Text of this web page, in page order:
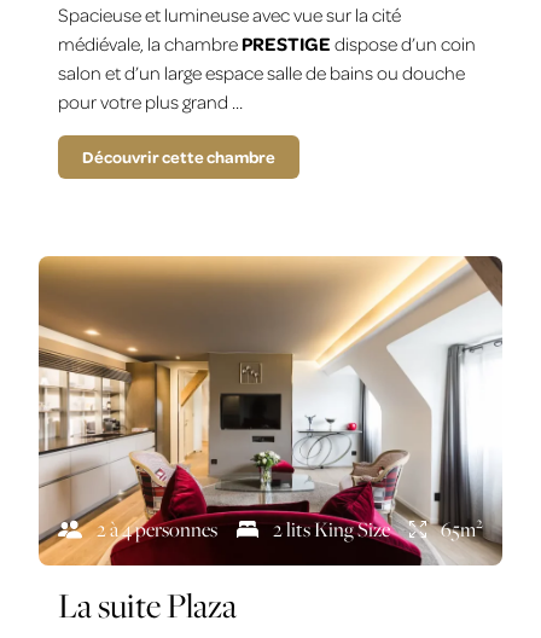
Spacieuse et lumineuse avec vue sur la cité
médiévale, la chambre PRESTIGE dispose d’un coin
salon et d’un large espace salle de bains ou douche
pour votre plus grand …
Découvrir cette chambre
2 à 4 personnes 2 lits King Size 65m2
La suite Plaza